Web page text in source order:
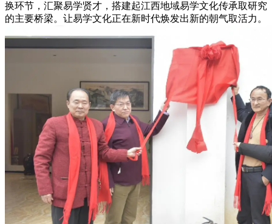
换环节，汇聚易学贤才，搭建起江西地域易学文化传承取研究
的主要桥梁。让易学文化正在新时代焕发出新的朝气取活力。